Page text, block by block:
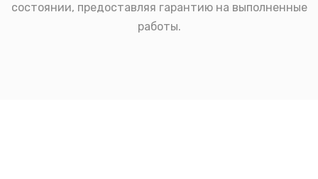
состоянии, предоставляя гарантию на выполненные
работы.